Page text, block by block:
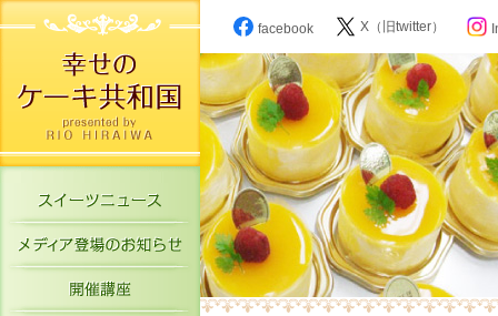
スイーツニュース
メディア登場のお知らせ
開催講座
facebook X（旧twitter）